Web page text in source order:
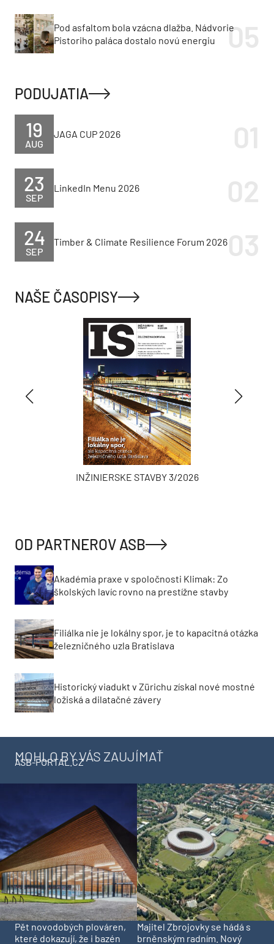
Pod asfaltom bola vzácna dlažba. Nádvorie
Pistoriho paláca dostalo novú energiu
PODUJATIA
AUG
19 JAGA CUP 2026
SEP
23 LinkedIn Menu 2026
SEP
24 Timber & Climate Resilience Forum 2026
NAŠE ČASOPISY
INŽINIERSKE STAVBY 3/2026
OD PARTNEROV ASB
Akadémia praxe v spoločnosti Klimak: Zo
školských lavíc rovno na prestížne stavby
Filiálka nie je lokálny spor, je to kapacitná otázka
železničného uzla Bratislava
Historický viadukt v Zürichu získal nové mostné
ložiská a dilatačné závery
MOHLO BY VÁS ZAUJÍMAŤ
ASB-PORTAL.CZ
Pět novodobých plováren,
které dokazují, že i bazén
Majitel Zbrojovky se hádá s
brněnským radním. Nový